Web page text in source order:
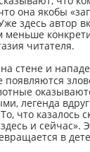
она якобы
здесь автор
меньше
читателя.
стене и
появляются
легенда
что казалось
и сейчас».
в